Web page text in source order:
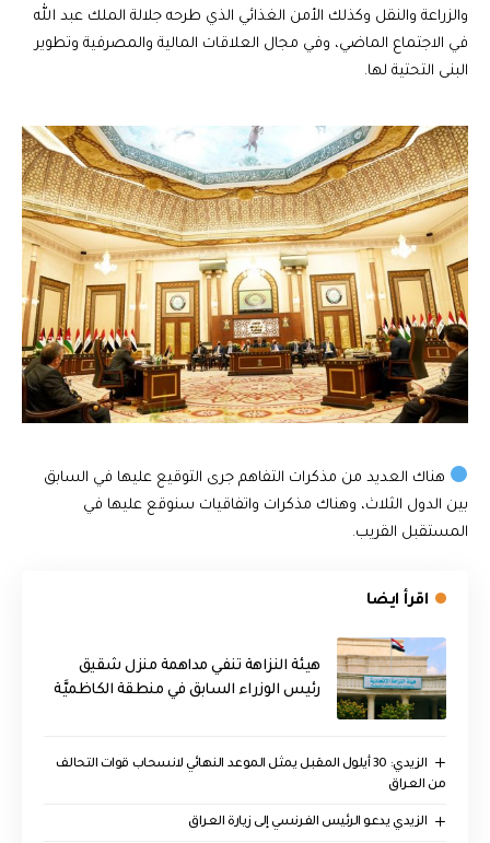
والزراعة والنقل وكذلك الأمن الغذائي الذي طرحه جلالة الملك عبد الله
في الاجتماع الماضي، وفي مجال العلاقات المالية والمصرفية وتطوير
البنى التحتية لها.
هناك العديد من مذكرات التفاهم جرى التوقيع عليها في السابق
بين الدول الثلاث، وهناك مذكرات واتفاقيات سنوقع عليها في
المستقبل القريب.
اقرأ ايضا
هيئة النزاهة تنفي مداهمة منزل شقيق
رئيس الوزراء السابق في منطقة الكاظميَّة
الزيدي: 30 أيلول المقبل يمثل الموعد النهائي لانسحاب قوات التحالف
من العراق
الزيدي يدعو الرئيس الفرنسي إلى زيارة العراق